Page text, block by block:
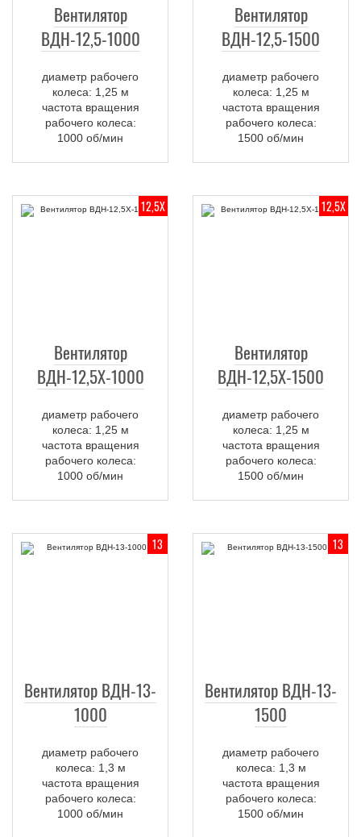
Вентилятор
ВДН-12,5-1000
диаметр рабочего
колеса: 1,25 м
частота вращения
рабочего колеса:
1000 об/мин
Вентилятор
ВДН-12,5-1500
диаметр рабочего
колеса: 1,25 м
частота вращения
рабочего колеса:
1500 об/мин
12,5Х
Вентилятор
ВДН-12,5Х-1000
диаметр рабочего
колеса: 1,25 м
частота вращения
рабочего колеса:
1000 об/мин
12,5Х
Вентилятор
ВДН-12,5Х-1500
диаметр рабочего
колеса: 1,25 м
частота вращения
рабочего колеса:
1500 об/мин
13
Вентилятор ВДН-13-
1000
диаметр рабочего
колеса: 1,3 м
частота вращения
рабочего колеса:
1000 об/мин
13
Вентилятор ВДН-13-
1500
диаметр рабочего
колеса: 1,3 м
частота вращения
рабочего колеса:
1500 об/мин